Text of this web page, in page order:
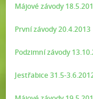
Májové závody
První závody 20.4.2013
Podzimní závody
Jestřabice 31.5-